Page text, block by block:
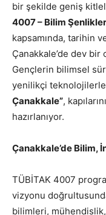
bir şekilde geniş
4007 – Bilim
kapsamında, tarihin
Çanakkale’de dev
Gençlerin bilimsel
yenilikçi teknolojilerle
Çanakkale”,
hazırlanıyor.
Çanakkale’de Bilim,
TÜBİTAK 4007
vizyonu
bilimleri,